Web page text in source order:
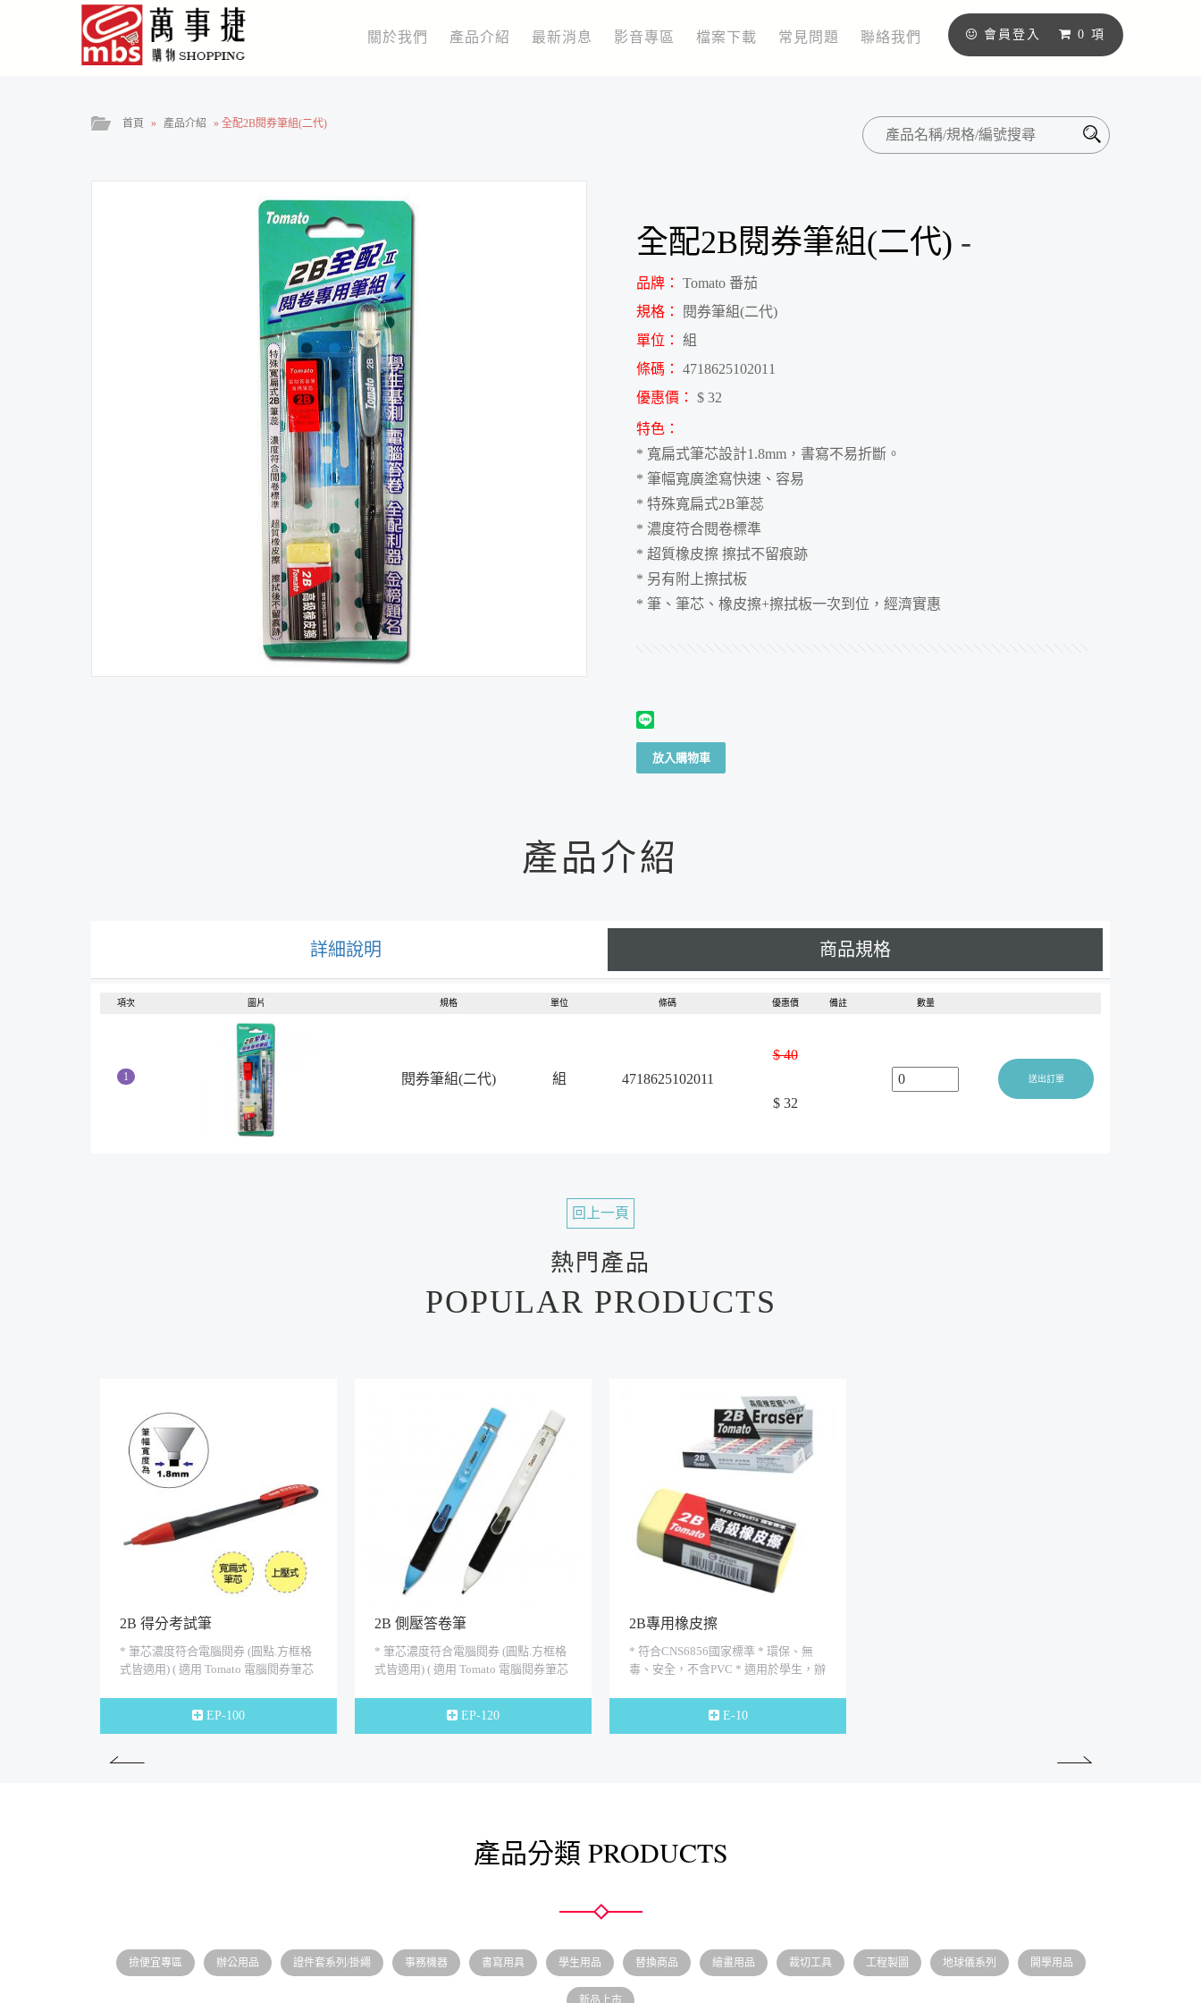
會員登入 0 項
關於我們 產品介紹 最新消息 影音專區 檔案下載 常見問題 聯絡我們
首頁 » 產品介紹 » 全配2B閱券筆組(二代)
全配2B閱券筆組(二代) -
品牌： Tomato 番茄
規格：
閱券筆組(二代)
單位： 組
條碼： 4718625102011
優惠價： $ 32
特色：
* 寬扁式筆芯設計1.8mm，書寫不易折斷。
* 筆幅寬廣塗寫快速、容易
* 特殊寬扁式2B筆蕊
* 濃度符合閱卷標準
* 超質橡皮擦 擦拭不留痕跡
* 另有附上擦拭板
* 筆、筆芯、橡皮擦+擦拭板一次到位，經濟實惠
放入購物車
產品介紹
詳細說明 商品規格
項次 圖片 規格 單位 條碼 優惠價 備註 數量
閱券筆組(二代) 組 4718625102011
$ 40
$ 32
送出訂單
回上一頁
熱門產品
POPULAR PRODUCTS
2B 得分考試筆
* 筆芯濃度符合電腦閱券 (圓點.方框格
式皆適用) ( 適用 Tomato 電腦閱券筆芯
EP-100
2B 側壓答卷筆
* 筆芯濃度符合電腦閱券 (圓點.方框格
式皆適用) ( 適用 Tomato 電腦閱券筆芯
EP-120
2B專用橡皮擦
* 符合CNS6856國家標準 * 環保、無
毒、安全，不含PVC * 適用於學生，辦
E-10
產品分類 PRODUCTS
撿便宜專區 辦公用品 證件套系列/掛繩 事務機器 書寫用具 學生用品 替換商品 繪畫用品 裁切工具 工程製圖 地球儀系列 開學用品
新品上市